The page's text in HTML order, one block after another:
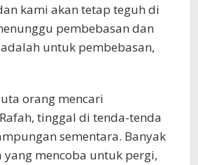
kami akan tetap teguh di
pembebasan dan
untuk pembebasan,
orang mencari
tinggal di tenda-tenda
sementara. Banyak
mencoba untuk pergi,